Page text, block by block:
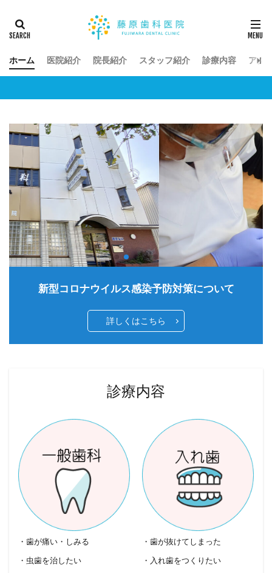
ホーム 医院紹介 院長紹介 スタッフ紹介 診療内容 アク
新型コロナウイルス感染予防対策について
詳しくはこちら
診療内容
・歯が痛い・しみる
・虫歯を治したい
・歯が抜けてしまった
・入れ歯をつくりたい